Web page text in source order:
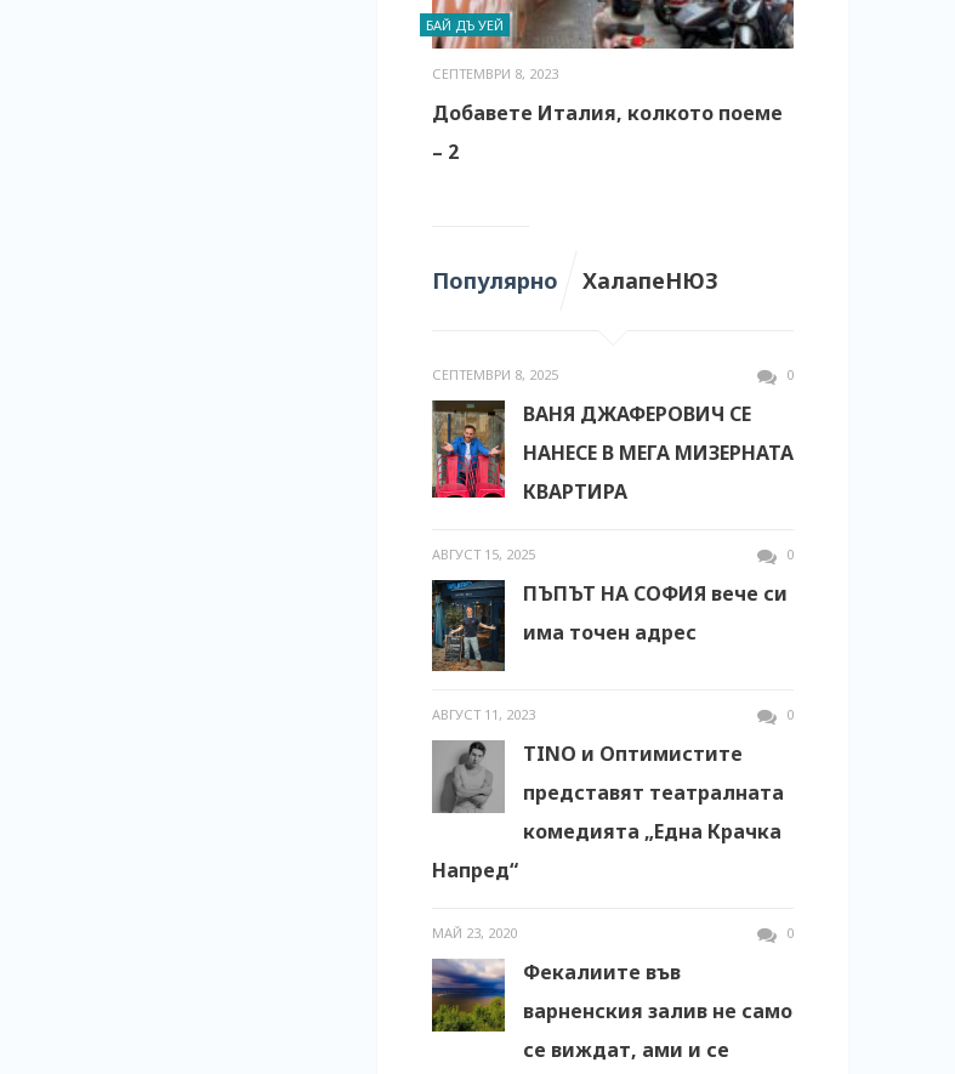
БАЙ ДЪ УЕЙ
СЕПТЕМВРИ 8, 2023
Добавете Италия, колкото поеме
– 2
Популярно ХалапеНЮЗ
СЕПТЕМВРИ 8, 2025 0
ВАНЯ ДЖАФЕРОВИЧ СЕ
НАНЕСЕ В МЕГА МИЗЕРНАТА
КВАРТИРА
АВГУСТ 15, 2025 0
ПЪПЪТ НА СОФИЯ вече си
има точен адрес
АВГУСТ 11, 2023 0
TINO и Оптимистите
представят театралната
комедията „Една Крачка
Напред“
МАЙ 23, 2020 0
Фекалиите във
варненския залив не само
се виждат, ами и се